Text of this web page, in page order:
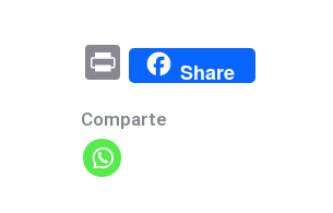
Pr
in
t
Share
Comparte